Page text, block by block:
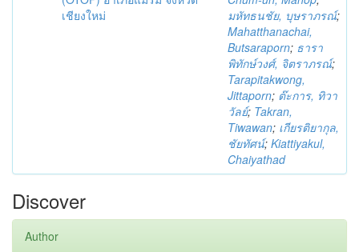
เชียงใหม่
มหัทธนชัย, บุษราภรณ์;
Mahatthanachai,
Butsaraporn; ธารา
พิทักษ์วงศ์, จิตราภรณ์;
Tarapitakwong,
Jittaporn; ต๊ะการ, ทิวา
วัลย์; Takran,
Tiwawan; เกียรติยากุล,
ชัยทัศน์; Kiattiyakul,
Chaiyathad
Discover
Author